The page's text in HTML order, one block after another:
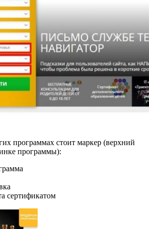
программах стоит маркер (верхний
программы):
сертификатом